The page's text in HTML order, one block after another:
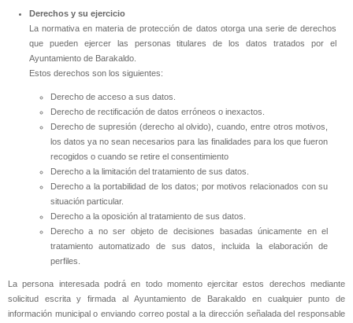
Derechos y su ejercicio
La normativa en materia de protección de datos otorga una serie de derechos
que pueden ejercer las personas titulares de los datos tratados por el
Ayuntamiento de Barakaldo.
Estos derechos son los siguientes:
Derecho de acceso a sus datos.
Derecho de rectificación de datos erróneos o inexactos.
Derecho de supresión (derecho al olvido), cuando, entre otros motivos,
los datos ya no sean necesarios para las finalidades para los que fueron
recogidos o cuando se retire el consentimiento
Derecho a la limitación del tratamiento de sus datos.
Derecho a la portabilidad de los datos; por motivos relacionados con su
situación particular.
Derecho a la oposición al tratamiento de sus datos.
Derecho a no ser objeto de decisiones basadas únicamente en el
tratamiento automatizado de sus datos, incluida la elaboración de
perfiles.
La persona interesada podrá en todo momento ejercitar estos derechos mediante
solicitud escrita y firmada al Ayuntamiento de Barakaldo en cualquier punto de
información municipal o enviando correo postal a la dirección señalada del responsable